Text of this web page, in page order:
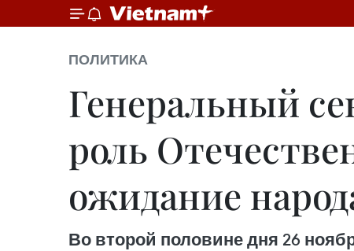
ПОЛИТИКА
Генеральный
роль
ожидание
Во второй половине дня 26